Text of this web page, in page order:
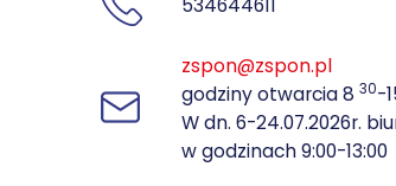
534644611
zspon@zspon.pl
godziny otwarcia 830-
W dn. 6-24.07.2026r.
w godzinach 9:00-13:00